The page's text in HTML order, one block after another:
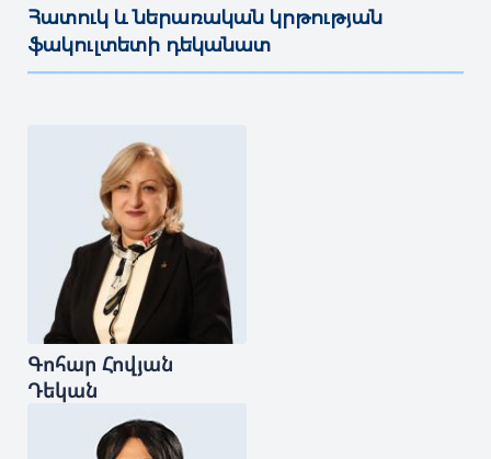
Հատուկ և ներառական կրթության
ֆակուլտետի դեկանատ
Գոհար Հովյան
Դեկան